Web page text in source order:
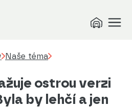
Naše téma
ostrou verzi
by lehčí a jen